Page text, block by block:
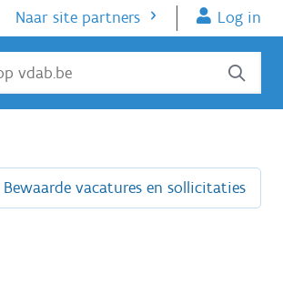
Naar site partners Log in
Bewaarde vacatures en sollicitaties